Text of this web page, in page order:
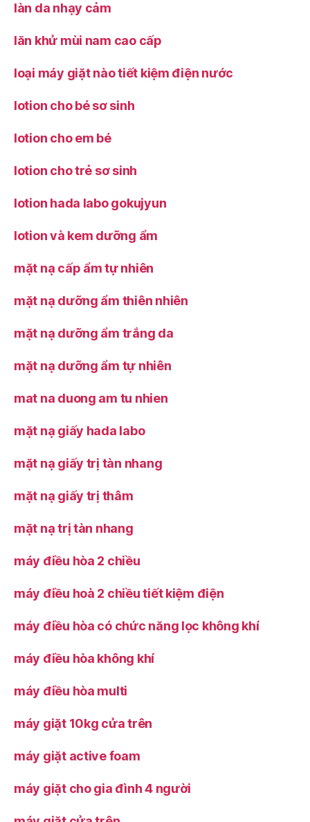
làn da nhạy cảm
lăn khử mùi nam cao cấp
loại máy giặt nào tiết kiệm điện nước
lotion cho bé sơ sinh
lotion cho em bé
lotion cho trẻ sơ sinh
lotion hada labo gokujyun
lotion và kem dưỡng ẩm
mặt nạ cấp ẩm tự nhiên
mặt nạ dưỡng ẩm thiên nhiên
mặt nạ dưỡng ẩm trắng da
mặt nạ dưỡng ẩm tự nhiên
mat na duong am tu nhien
mặt nạ giấy hada labo
mặt nạ giấy trị tàn nhang
mặt nạ giấy trị thâm
mặt nạ trị tàn nhang
máy điều hòa 2 chiều
máy điều hoà 2 chiều tiết kiệm điện
máy điều hòa có chức năng lọc không khí
máy điều hòa không khí
máy điều hòa multi
máy giặt 10kg cửa trên
máy giặt active foam
máy giặt cho gia đình 4 người